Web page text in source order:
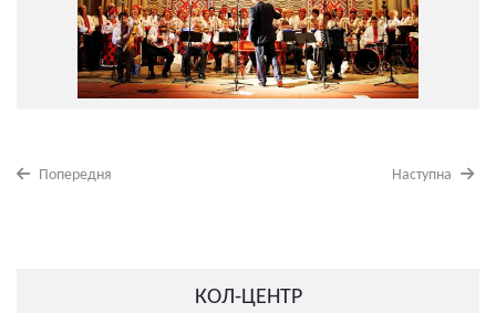
Попередня Наступна
КОЛ-ЦЕНТР